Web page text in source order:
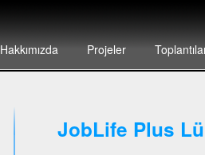
Hakkımızda Projeler
JobLife Plus